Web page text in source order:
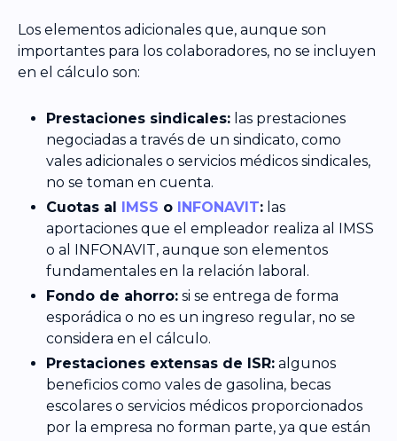
Los elementos adicionales que, aunque son
importantes para los colaboradores, no se incluyen
en el cálculo son:
Prestaciones sindicales: las prestaciones
negociadas a través de un sindicato, como
vales adicionales o servicios médicos sindicales,
no se toman en cuenta.
Cuotas al
IMSS o INFONAVIT: las
aportaciones que el empleador realiza al IMSS
o al INFONAVIT, aunque son elementos
fundamentales en la relación laboral.
Fondo de ahorro: si se entrega de forma
esporádica o no es un ingreso regular, no se
considera en el cálculo.
Prestaciones extensas de ISR: algunos
beneficios como vales de gasolina, becas
escolares o servicios médicos proporcionados
por la empresa no forman parte, ya que están